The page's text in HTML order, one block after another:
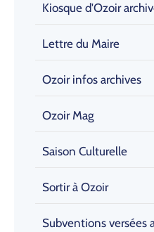
Kiosque d'Ozoir
Lettre du Maire
Ozoir infos archives
Ozoir Mag
Saison Culturelle
Sortir à Ozoir
Subventions versées